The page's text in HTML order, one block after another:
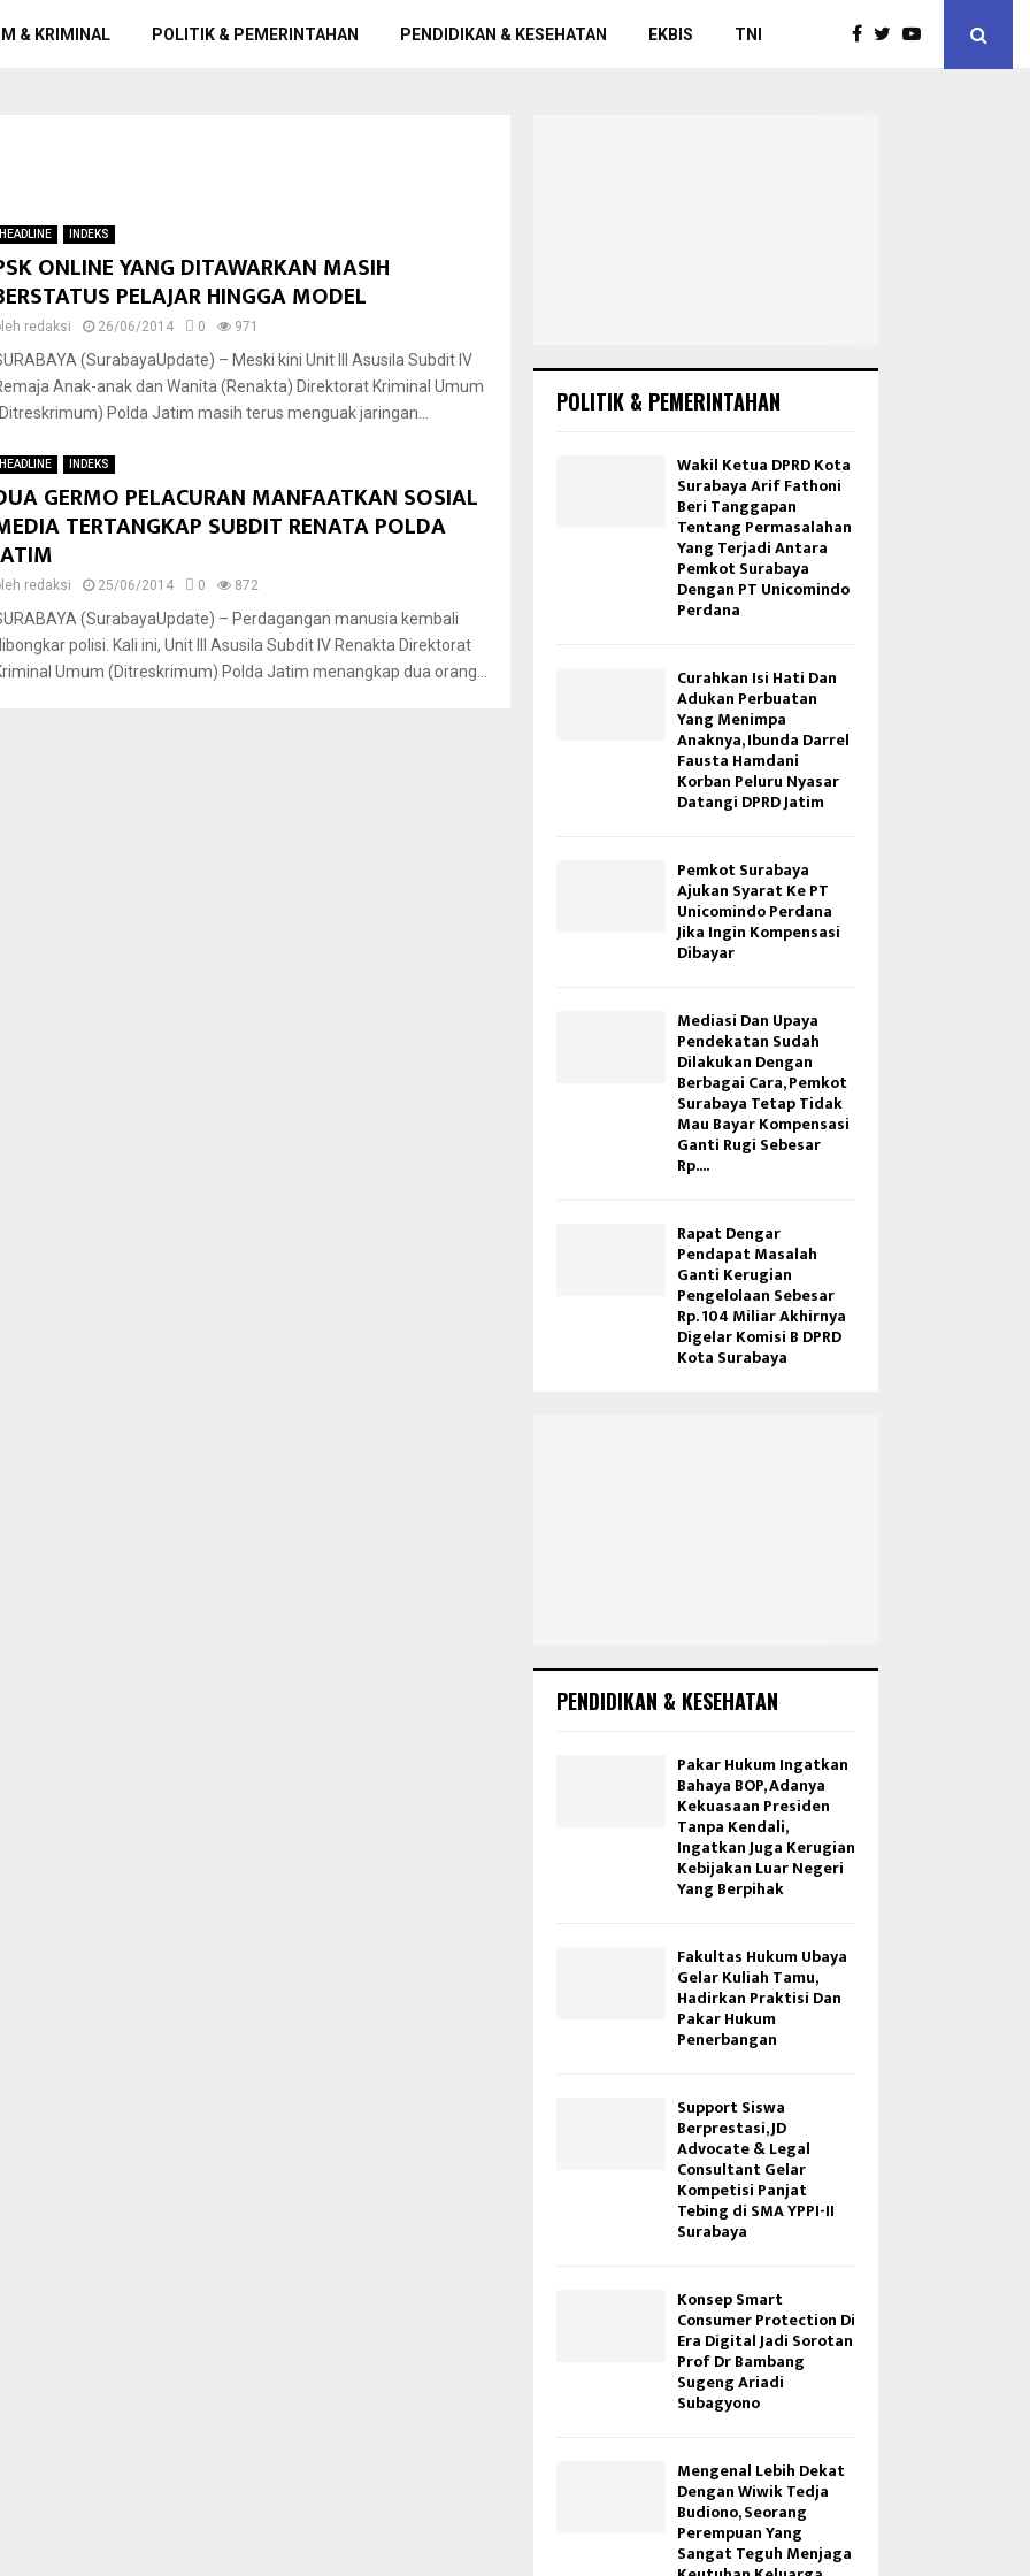
& KRIMINAL POLITIK & PEMERINTAHAN PENDIDIKAN & KESEHATAN EKBIS TNI
HEADLINE INDEKS
ONLINE YANG DITAWARKAN MASIH
PELAJAR HINGGA MODEL
redaksi 26/06/2014 0 971
(SurabayaUpdate) – Meski kini Unit III Asusila Subdit IV
Anak-anak dan Wanita (Renakta) Direktorat Kriminal Umum
Polda Jatim masih terus menguak jaringan...
HEADLINE INDEKS
GERMO PELACURAN MANFAATKAN SOSIAL
TERTANGKAP SUBDIT RENATA POLDA
redaksi 25/06/2014 0 872
(SurabayaUpdate) – Perdagangan manusia kembali
polisi. Kali ini, Unit III Asusila Subdit IV Renakta Direktorat
Umum (Ditreskrimum) Polda Jatim menangkap dua orang...
POLITIK & PEMERINTAHAN
Wakil Ketua DPRD Kota
Surabaya Arif Fathoni
Beri Tanggapan
Tentang Permasalahan
Yang Terjadi Antara
Pemkot Surabaya
Dengan PT Unicomindo
Perdana
Curahkan Isi Hati Dan
Adukan Perbuatan
Yang Menimpa
Anaknya, Ibunda Darrel
Fausta Hamdani
Korban Peluru Nyasar
Datangi DPRD Jatim
Pemkot Surabaya
Ajukan Syarat Ke PT
Unicomindo Perdana
Jika Ingin Kompensasi
Dibayar
Mediasi Dan Upaya
Pendekatan Sudah
Dilakukan Dengan
Berbagai Cara, Pemkot
Surabaya Tetap Tidak
Mau Bayar Kompensasi
Ganti Rugi Sebesar
Rp....
Rapat Dengar
Pendapat Masalah
Ganti Kerugian
Pengelolaan Sebesar
Rp. 104 Miliar Akhirnya
Digelar Komisi B DPRD
Kota Surabaya
PENDIDIKAN & KESEHATAN
Pakar Hukum Ingatkan
Bahaya BOP, Adanya
Kekuasaan Presiden
Tanpa Kendali,
Ingatkan Juga Kerugian
Kebijakan Luar Negeri
Yang Berpihak
Fakultas Hukum Ubaya
Gelar Kuliah Tamu,
Hadirkan Praktisi Dan
Pakar Hukum
Penerbangan
Support Siswa
Berprestasi, JD
Advocate & Legal
Consultant Gelar
Kompetisi Panjat
Tebing di SMA YPPI-II
Surabaya
Konsep Smart
Consumer Protection Di
Era Digital Jadi Sorotan
Prof Dr Bambang
Sugeng Ariadi
Subagyono
Mengenal Lebih Dekat
Dengan Wiwik Tedja
Budiono, Seorang
Perempuan Yang
Sangat Teguh Menjaga